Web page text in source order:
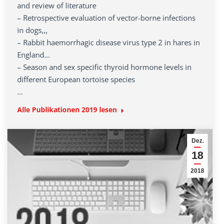
and review of literature
– Retrospective evaluation of vector-borne infections
in dogs,,,
– Rabbit haemorrhagic disease virus type 2 in hares in
England…
– Season and sex specific thyroid hormone levels in
different European tortoise species
…
Alle Publikationen 2019 lesen
Dez.
18
2018